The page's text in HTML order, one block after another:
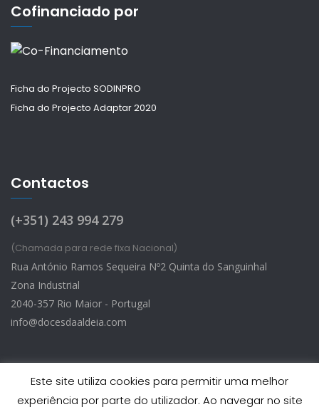
Cofinanciado por
Ficha do Projecto SODINPRO
Ficha do Projecto Adaptar 2020
Contactos
(+351) 243 994 279
(Chamada para rede fixa Nacional)
Rua António Ramos Sequeira Nº2 Quinta do Sanguinhal
Zona Industrial
2040-357 Rio Maior - Portugal
info@docesdaaldeia.com
Este site utiliza cookies para permitir uma melhor
experiência por parte do utilizador. Ao navegar no site